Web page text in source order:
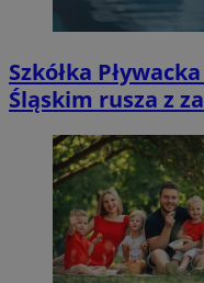
Szkółka
Śląskim rusza z